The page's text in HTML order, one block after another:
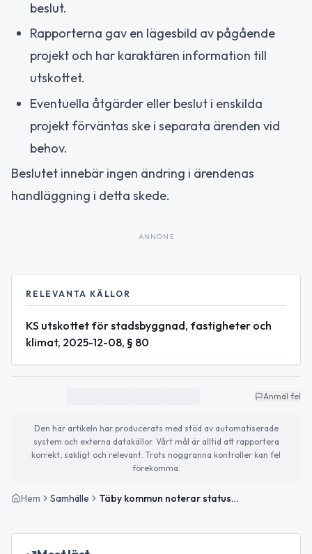
beslut.
Rapporterna gav en lägesbild av pågående
projekt och har karaktären information till
utskottet.
Eventuella åtgärder eller beslut i enskilda
projekt förväntas ske i separata ärenden vid
behov.
Beslutet innebär ingen ändring i ärendenas
handläggning i detta skede.
ANNONS
RELEVANTA KÄLLOR
KS utskottet för stadsbyggnad, fastigheter och
klimat, 2025-12-08, § 80
Anmäl fel
Den här artikeln har producerats med stöd av automatiserade
system och externa datakällor. Vårt mål är alltid att rapportera
korrekt, sakligt och relevant. Trots noggranna kontroller kan fel
förekomma.
Hem Samhälle Täby kommun noterar statusrapporter för stadsbyggnadsprojekt